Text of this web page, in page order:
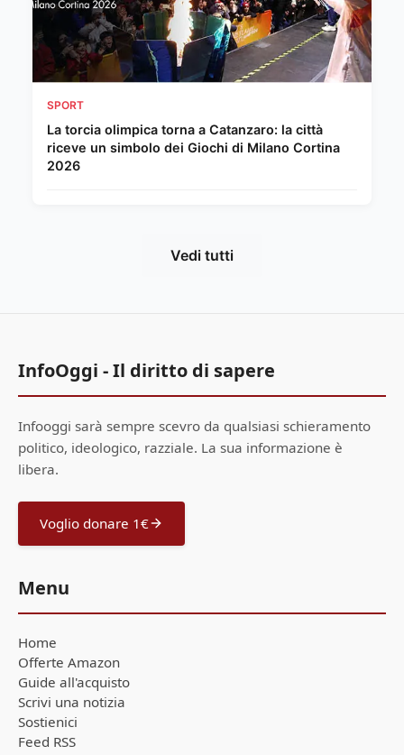
SPORT
La torcia olimpica torna a Catanzaro: la città
riceve un simbolo dei Giochi di Milano Cortina
2026
Vedi tutti
InfoOggi - Il diritto di sapere
Infooggi sarà sempre scevro da qualsiasi schieramento
politico, ideologico, razziale. La sua informazione è
libera.
Voglio donare 1€
Menu
Home
Offerte Amazon
Guide all'acquisto
Scrivi una notizia
Sostienici
Feed RSS